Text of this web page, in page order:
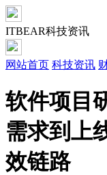
ITBEAR科技资讯
网站首页 科技资讯
软件项目
需求到上
效链路